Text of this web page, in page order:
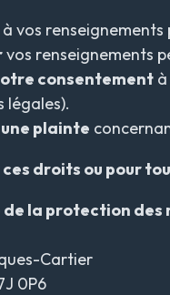
vos renseignements
vos renseignements
consentementà
légales).
plainte
droits ou pour
de la protection
Cartier
0P6